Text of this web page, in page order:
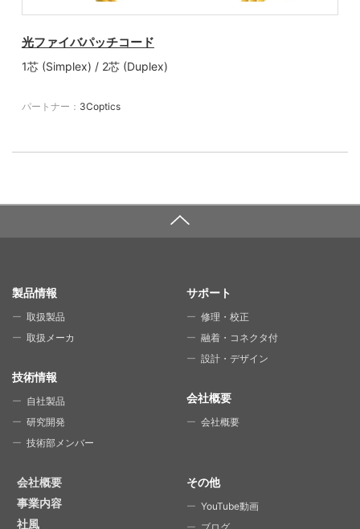
光ファイバパッチコード
1芯 (Simplex) / 2芯 (Duplex)
パートナー： 3Coptics
SITE MAP
製品情報
取扱製品
取扱メーカ
技術情報
自社製品
研究開発
技術部メンバー
サポート
修理・校正
融着・コネクタ付
設計・デザイン
会社概要
会社概要
会社概要
事業内容
社風
その他
YouTube動画